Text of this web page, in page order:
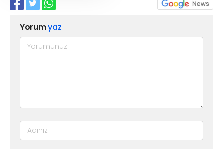
Yorumyaz